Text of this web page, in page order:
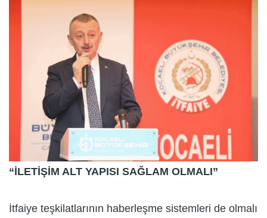
“İLETİŞİM ALT YAPISI SAĞLAM OLMALI”
İtfaiye teşkilatlarının haberleşme sistemleri de olmalı